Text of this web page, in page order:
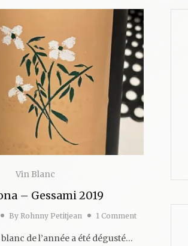
Vin Blanc
– Gessami 2019
By Rohnny Petitjean 1 Comment
de l’année a été dégusté…